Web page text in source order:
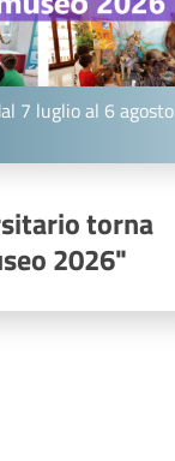
7 luglio al 6 agosto
torna
2026"